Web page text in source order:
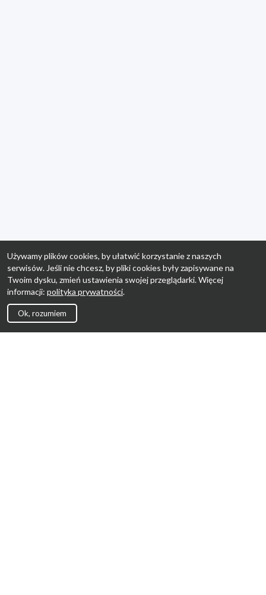
Używamy plików cookies, by ułatwić korzystanie z naszych
serwisów. Jeśli nie chcesz, by pliki cookies były zapisywane na
Twoim dysku, zmień ustawienia swojej przeglądarki. Więcej
informacji: polityka prywatności.
Ok, rozumiem